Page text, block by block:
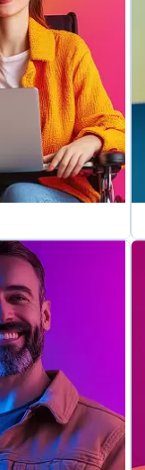
spécialement
RH.
repérer dans